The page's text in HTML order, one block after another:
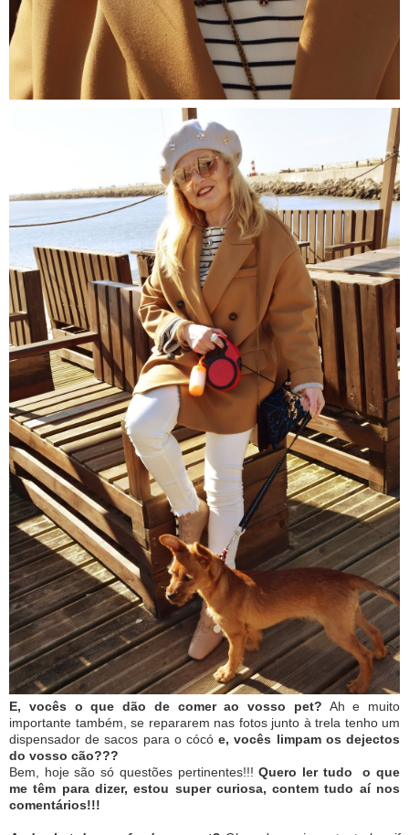
E, vocês o que dão de comer ao vosso pet? Ah e muito
importante também, se repararem nas fotos junto à trela tenho um
dispensador de sacos para o cócóe, vocês limpam os dejectos
do vosso cão???
Bem, hoje são só questões pertinentes!!!Quero ler tudo o que
me têm para dizer, estou super curiosa, contem tudo aí nos
comentários!!!